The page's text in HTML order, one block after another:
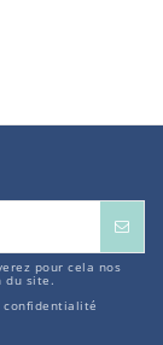
pour cela nos
du site.
confidentialité